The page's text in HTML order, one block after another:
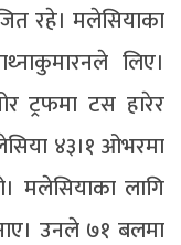
रहे। मलेसियाका
लिए।
ट्रफमा टस हारेर
४३।१ ओभरमा
मलेसियाका लागि
उनले ७१ बलमा